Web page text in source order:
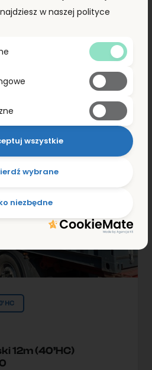
SZCZEGÓŁY
12m (40’HC)
w naszej polityce
niezbędne
wybrane
wszystkie